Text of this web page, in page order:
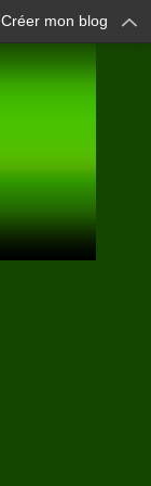
Créer mon blog